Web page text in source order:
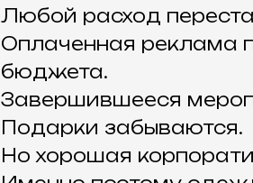
Любой расход
Оплаченная реклама
бюджета.
Завершившееся
Подарки забываются.
Но хорошая